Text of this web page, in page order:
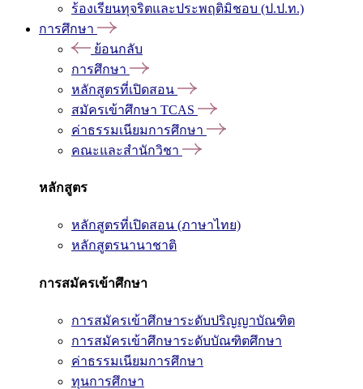
ร้องเรียนทุจริตและประพฤติมิชอบ (ป.ป.ท.)
การศึกษา
ย้อนกลับ
การศึกษา
หลักสูตรที่เปิดสอน
สมัครเข้าศึกษา TCAS
ค่าธรรมเนียมการศึกษา
คณะและสำนักวิชา
หลักสูตร
หลักสูตรที่เปิดสอน (ภาษาไทย)
หลักสูตรนานาชาติ
การสมัครเข้าศึกษา
การสมัครเข้าศึกษาระดับปริญญาบัณฑิต
การสมัครเข้าศึกษาระดับบัณฑิตศึกษา
ค่าธรรมเนียมการศึกษา
ทุนการศึกษา